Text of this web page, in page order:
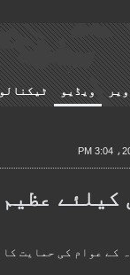
ویڈیو
عوام کی حمایت کا